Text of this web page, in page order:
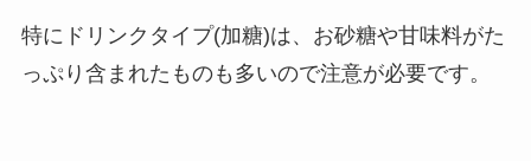
特にドリンクタイプ(加糖)は、お砂糖や甘味料がた
っぷり含まれたものも多いので注意が必要です。